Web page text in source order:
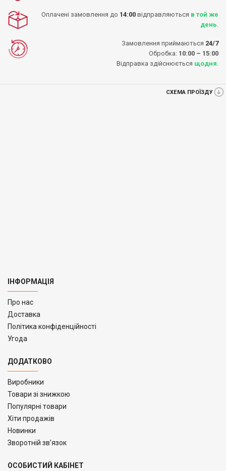
Оплачені замовлення до 14:00 відправляються в той же
день
Замовлення приймаються 24/7
Обробка: 10:00 – 15:00
Відправка здійснюється щодня
СХЕМА ПРОЇЗДУ
ІНФОРМАЦІЯ
Про нас
Доставка
Політика конфіденційності
Угода
ДОДАТКОВО
Виробники
Товари зі знижкою
Популярні товари
Хіти продажів
Новинки
Зворотній зв’язок
ОСОБИСТИЙ КАБІНЕТ